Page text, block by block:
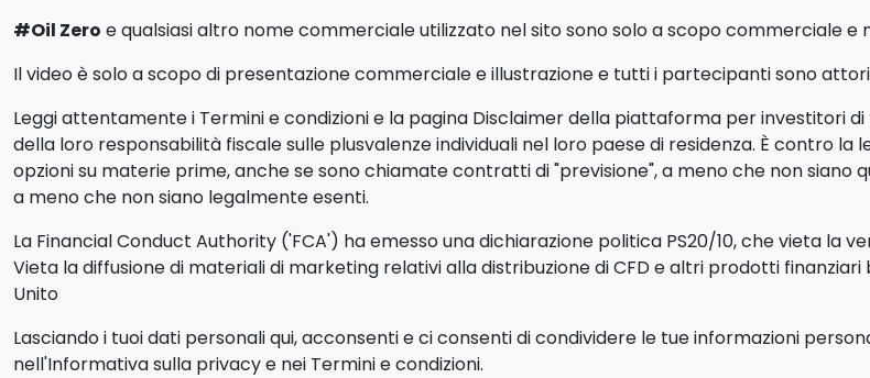
#Oil Zero e qualsiasi altro nome commerciale utilizzato nel sito sono solo a scopo commerciale
Il video è solo a scopo di presentazione commerciale e illustrazione e tutti i partecipanti sono
Leggi attentamente i Termini e condizioni e la pagina Disclaimer della piattaforma per investitori
della loro responsabilità fiscale sulle plusvalenze individuali nel loro paese di residenza. È contro
opzioni su materie prime, anche se sono chiamate contratti di "previsione", a meno che non
a meno che non siano legalmente esenti.
La Financial Conduct Authority ('FCA') ha emesso una dichiarazione politica PS20/10, che vieta la
Vieta la diffusione di materiali di marketing relativi alla distribuzione di CFD e altri prodotti
Unito
Lasciando i tuoi dati personali qui, acconsenti e ci consenti di condividere le tue informazioni
nell'Informativa sulla privacy e nei Termini e condizioni.